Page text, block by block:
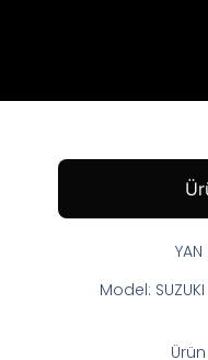
YAN
Model: